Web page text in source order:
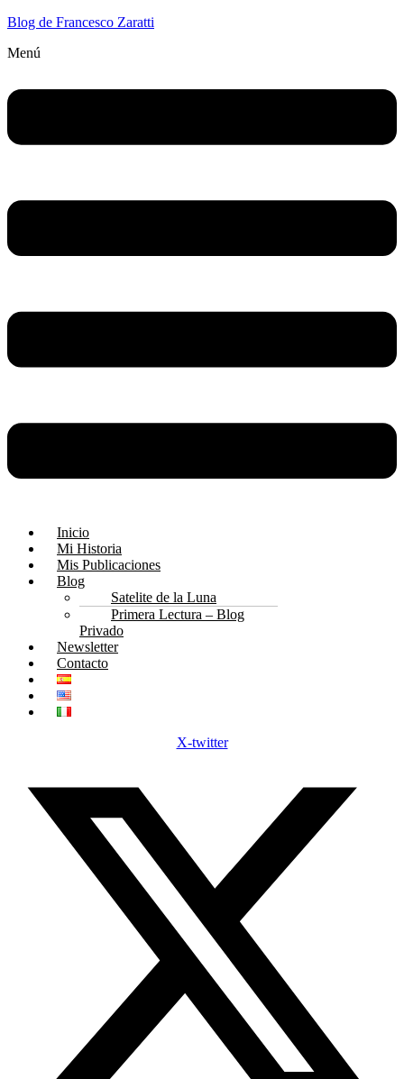
Blog de Francesco Zaratti
Menú
Inicio
Mi Historia
Mis Publicaciones
Blog
Satelite de la Luna
Primera Lectura – Blog
Privado
Newsletter
Contacto
X-twitter